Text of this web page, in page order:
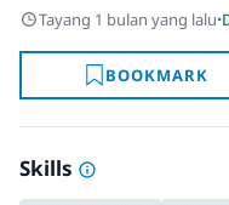
Tayang 1 bulan yang lalu·
BOOKMARK
Skills